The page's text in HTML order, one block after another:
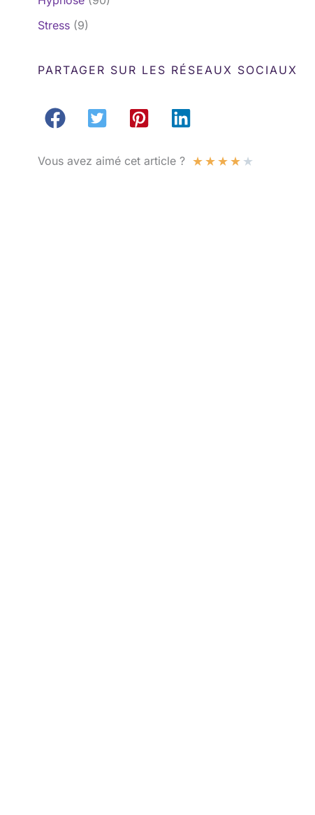
Stress(9)
PARTAGER SUR LES RÉSEAUX SOCIAUX
Vous avez aimé cet article ? ★★★★ ★